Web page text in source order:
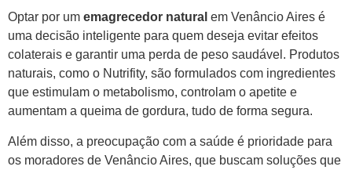
Optar por um emagrecedor natural em Venâncio Aires é
uma decisão inteligente para quem deseja evitar efeitos
colaterais e garantir uma perda de peso saudável. Produtos
naturais, como o Nutrifity, são formulados com ingredientes
que estimulam o metabolismo, controlam o apetite e
aumentam a queima de gordura, tudo de forma segura.
Além disso, a preocupação com a saúde é prioridade para
os moradores de Venâncio Aires, que buscam soluções que